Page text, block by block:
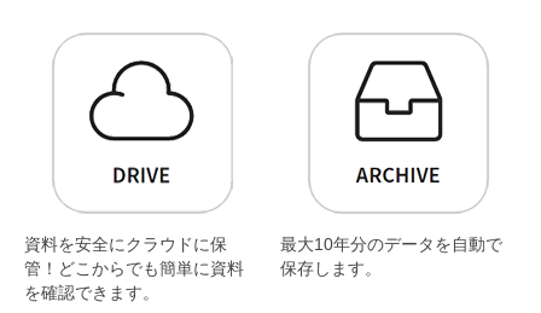
資料を安全にクラウドに保
管！どこからでも簡単に資料
を確認できます。
最大10年分のデータを自動で
保存します。